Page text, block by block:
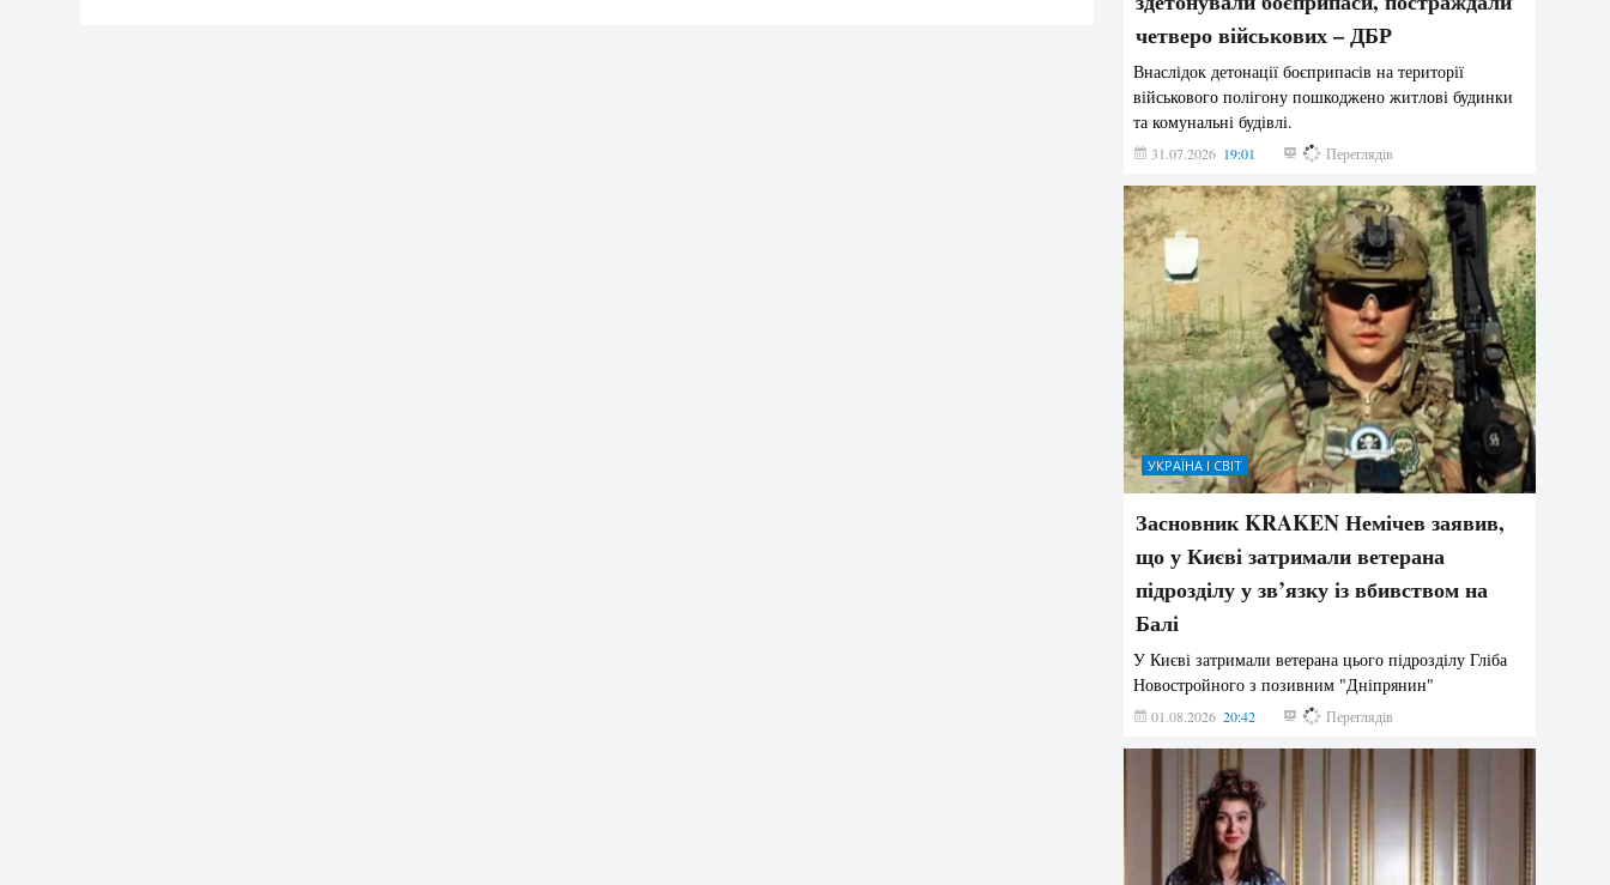
четверо військових – ДБР
Внаслідок детонації боєприпасів на території
військового полігону пошкоджено житлові будинки
та комунальні будівлі.
31.07.2026 19:01 175 Переглядів
УКРАЇНА І СВІТ
Засновник KRAKEN Немічев заявив,
що у Києві затримали ветерана
підрозділу у зв’язку із вбивством на
Балі
У Києві затримали ветерана цього підрозділу Гліба
Новостройного з позивним "Дніпрянин"
01.08.2026 20:42 166 Переглядів